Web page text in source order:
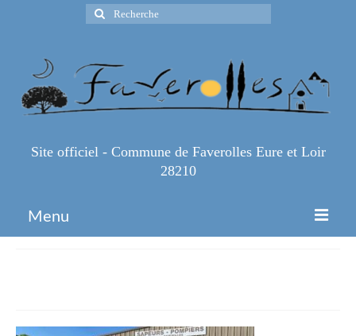
Rechercher
:
Site officiel - Commune de Faverolles Eure et Loir
28210
Menu
Infos Pratiques